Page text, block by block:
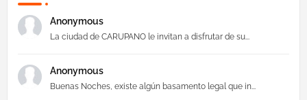
Anonymous
La ciudad de CARUPANO le invitan a disfrutar de su...
Anonymous
Buenas Noches, existe algún basamento legal que in...